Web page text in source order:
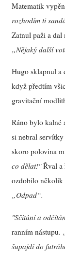
Matematik
rozhodím ti
Zatnul paži a dal
„Nějaký další
Hugo sklapnul a
když předtím
gravitační
Ráno bylo kalné
si nebral
skoro polovina
co dělat!"Řval a
ozdobilo několik
„Odpad“.
"Sčítání a
ranním nástupu.
šupajdí do